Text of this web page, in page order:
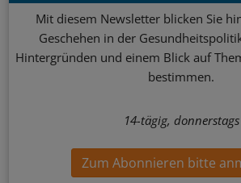
Mit diesem Newsletter blicken Sie
Geschehen in der
Hintergründen und einem Blick auf
bestimmen.
14-tägig, donnerstags
Zum Abonnieren bitte